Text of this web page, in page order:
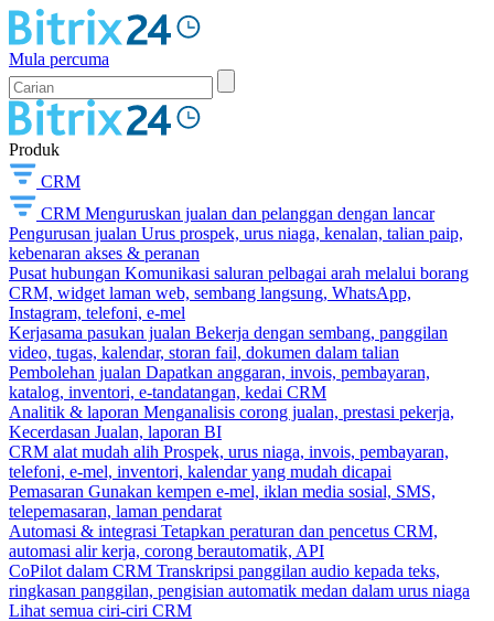
Mula percuma
Produk
CRM
CRM Menguruskan jualan dan pelanggan dengan lancar
Pengurusan jualan Urus prospek, urus niaga, kenalan, talian paip,
kebenaran akses & peranan
Pusat hubungan Komunikasi saluran pelbagai arah melalui borang
CRM, widget laman web, sembang langsung, WhatsApp,
Instagram, telefoni, e-mel
Kerjasama pasukan jualan Bekerja dengan sembang, panggilan
video, tugas, kalendar, storan fail, dokumen dalam talian
Pembolehan jualan Dapatkan anggaran, invois, pembayaran,
katalog, inventori, e-tandatangan, kedai CRM
Analitik & laporan Menganalisis corong jualan, prestasi pekerja,
Kecerdasan Jualan, laporan BI
CRM alat mudah alih Prospek, urus niaga, invois, pembayaran,
telefoni, e-mel, inventori, kalendar yang mudah dicapai
Pemasaran Gunakan kempen e-mel, iklan media sosial, SMS,
telepemasaran, laman pendarat
Automasi & integrasi Tetapkan peraturan dan pencetus CRM,
automasi alir kerja, corong berautomatik, API
CoPilot dalam CRM Transkripsi panggilan audio kepada teks,
ringkasan panggilan, pengisian automatik medan dalam urus niaga
Lihat semua ciri-ciri CRM